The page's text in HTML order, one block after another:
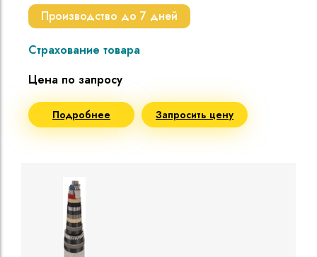
Производство до 7 дней
Страхование товара
Цена по запросу
Подробнее Запросить цену